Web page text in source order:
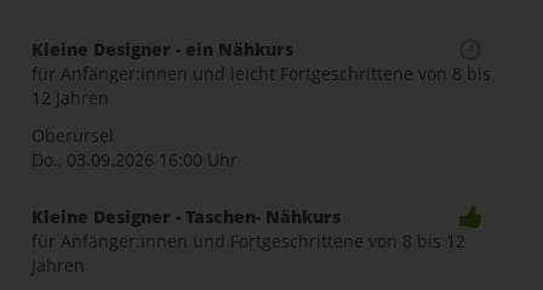
Kleine Designer - ein Nähkurs
für Anfänger:innen und leicht Fortgeschrittene von 8 bis
12 Jahren
Oberursel
Do., 03.09.2026 16:00 Uhr
Kleine Designer - Taschen- Nähkurs
für Anfänger:innen und Fortgeschrittene von 8 bis 12
Jahren